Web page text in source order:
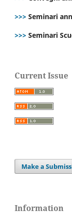
>>> Seminari
>>> Seminari
Current Issue
Make a
Information